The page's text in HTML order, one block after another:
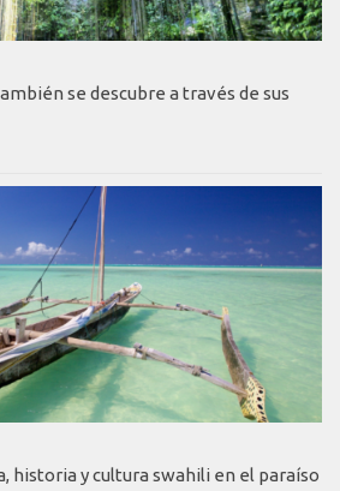
se descubre a través de sus
historia y cultura swahili en el paraíso